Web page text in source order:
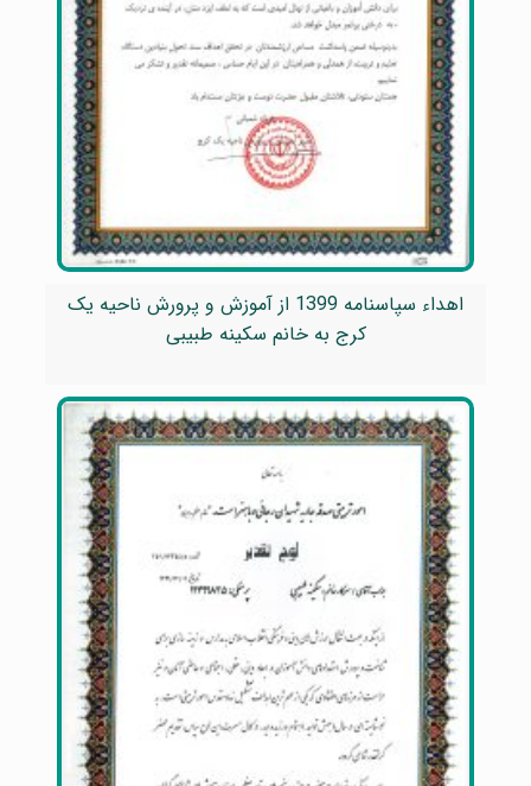
اهداء سپاسنامه 1399 از آموزش و پرورش ناحیه یک
کرج به خانم سکینه طبیبی